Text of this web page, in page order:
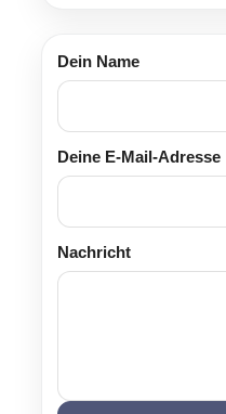
Dein Name
Deine E-Mail-Adresse
Nachricht